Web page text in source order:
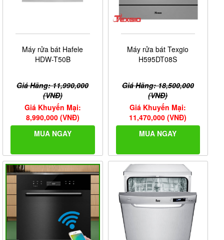
Máy rửa bát Hafele
HDW-T50B
Giá Hãng: 11,990,000
(VNĐ)
Giá Khuyến Mại:
8,990,000 (VNĐ)
MUA NGAY
Máy rửa bát Texgio
H595DT08S
Giá Hãng: 18,500,000
(VNĐ)
Giá Khuyến Mại:
11,470,000 (VNĐ)
MUA NGAY